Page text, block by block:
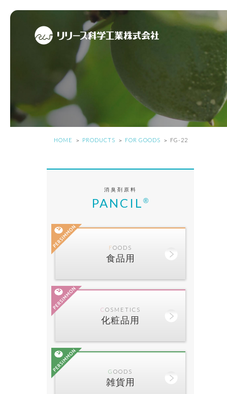
HOME PRODUCTS FOR GOODS FG-22
消臭剤原料
PANCIL ®
FOODS
食品用
COSMETICS
化粧品用
GOODS
雑貨用